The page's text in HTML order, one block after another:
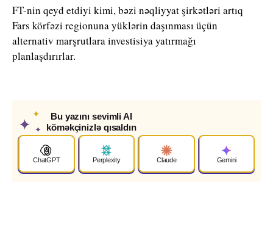
FT-nin qeyd etdiyi kimi, bəzi nəqliyyat şirkətləri artıq
Fars körfəzi regionuna yüklərin daşınması üçün
alternativ marşrutlara investisiya yatırmağı
planlaşdırırlar.
✦
✦
✦
Bu yazını sevimli AI
köməkçinizlə qısaldın
ChatGPT Perplexity Claude Gemini